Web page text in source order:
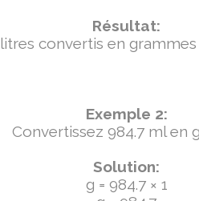
Résultat:
convertis en grammes
Exemple 2:
Convertissez 984.7 ml en
Solution:
g = 984.7 × 1